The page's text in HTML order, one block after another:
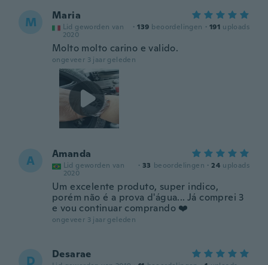
M Maria
Lid geworden van
2020
· 139 beoordelingen · 191 uploads
Molto molto carino e valido.
ongeveer 3 jaar geleden
A Amanda
Lid geworden van
2020
· 33 beoordelingen · 24 uploads
Um excelente produto, super indico,
porém não é a prova d'água... Já comprei 3
e vou continuar comprando ❤️
ongeveer 3 jaar geleden
D Desarae